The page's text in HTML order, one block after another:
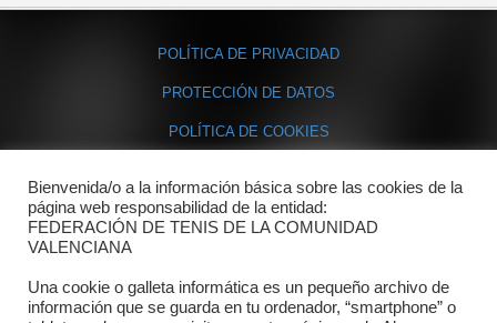
POLÍTICA DE PRIVACIDAD
PROTECCIÓN DE DATOS
POLÍTICA DE COOKIES
Contacto
Dónde estamos
Directorio departamentos
Bienvenida/o a la información básica sobre las cookies de la
página web responsabilidad de la entidad:
FEDERACIÓN DE TENIS DE LA COMUNIDAD
VALENCIANA
Una cookie o galleta informática es un pequeño archivo de
información que se guarda en tu ordenador, “smartphone” o